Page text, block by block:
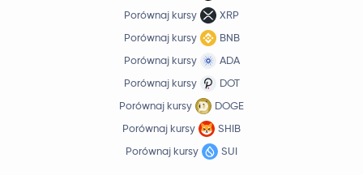
Porównaj kursy
XRP
Porównaj kursy
BNB
Porównaj kursy
ADA
Porównaj kursy
DOT
Porównaj kursy
DOGE
Porównaj kursy
SHIB
Porównaj kursy
SUI